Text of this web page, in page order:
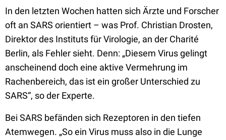
In den letzten Wochen hatten sich Ärzte und Forscher
oft an SARS orientiert – was Prof. Christian Drosten,
Direktor des Instituts für Virologie, an der Charité
Berlin, als Fehler sieht. Denn: „Diesem Virus gelingt
anscheinend doch eine aktive Vermehrung im
Rachenbereich, das ist ein großer Unterschied zu
SARS“, so der Experte.
Bei SARS befänden sich Rezeptoren in den tiefen
Atemwegen. „So ein Virus muss also in die Lunge